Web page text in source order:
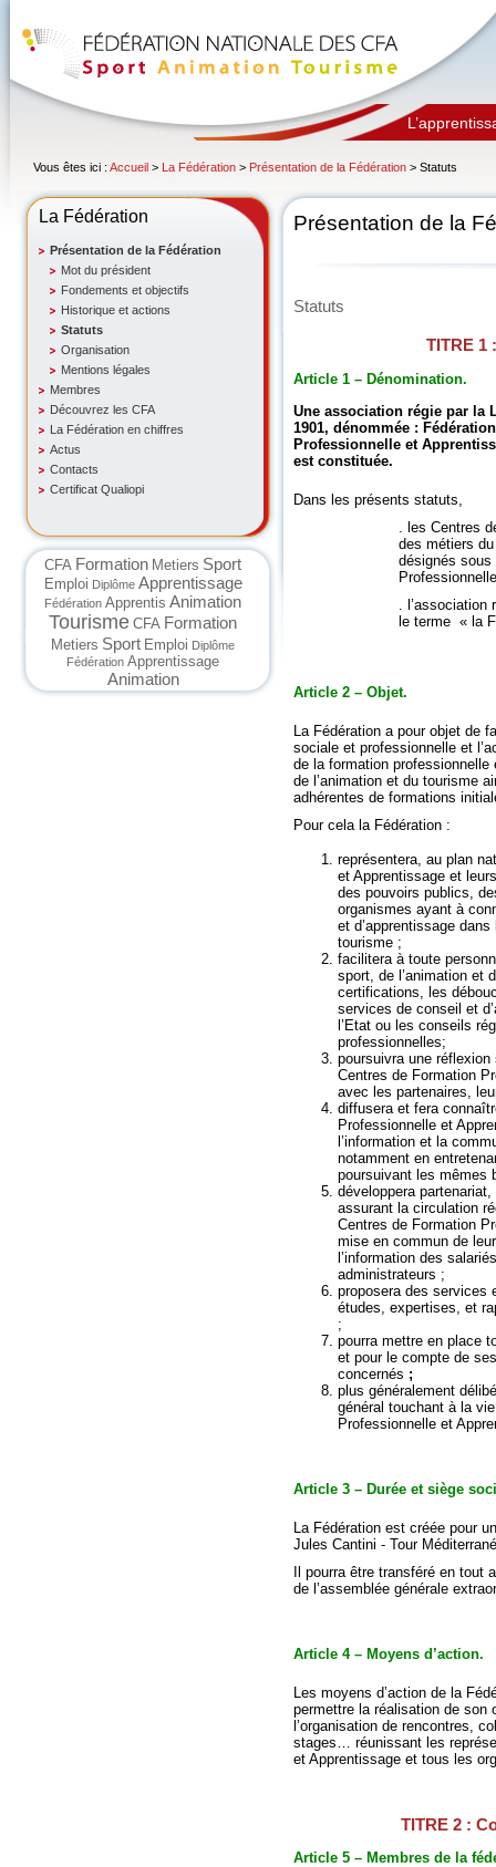
Vous êtes ici : Accueil > La Fédération > Présentation de la Fédération > Statuts
La Fédération
Présentation de la Fédération
Mot du président
Fondements et objectifs
Historique et actions
Statuts
Organisation
Mentions légales
Membres
Découvrez les CFA
La Fédération en chiffres
Actus
Contacts
Certificat Qualiopi
CFA Formation Metiers Sport
Emploi Diplôme Apprentissage
Fédération Apprentis Animation
Tourisme CFA Formation
Metiers Sport Emploi Diplôme
Fédération Apprentissage
Animation
Présentation de la
Statuts
TITRE 1
Article 1 – Dénomination.
Une association régie par la
1901, dénommée :
Professionnelle et
est constituée.
Dans les présents statuts,
. les Centres
des métiers
désignés sous
.
le terme « la
Article 2 – Objet.
La Fédération a pour objet de
sociale et professionnelle et
de la formation
de l’animation et du tourisme
adhérentes de formations
Pour cela la Fédération :
représentera, au plan
et Apprentissage et
des pouvoirs publics,
organismes ayant à
et d’apprentissage
tourisme ;
facilitera à toute
sport, de l’animation et
certifications, les
services de conseil et
l’Etat ou les conseils
poursuivra une
Centres de Formation
avec les
diffusera et fera
Professionnelle et
l’information et la
notamment en
poursuivant les
développera
assurant la circulation
Centres de Formation
mise en commun de
l’information des
administrateurs ;
proposera des services
études, expertises, et
;
pourra mettre en place
et pour le compte de
concernés ;
plus généralement
général touchant à la
Professionnelle et
Article 3 – Durée et siège
La Fédération est créée pour
Jules Cantini - Tour
Il pourra être transféré en tout
de l’assemblée générale
Article 4 – Moyens d’action.
Les moyens d’action de la
permettre la réalisation de
l’organisation de rencontres,
stages… réunissant les
et Apprentissage et tous les
TITRE 2 :
Article 5 – Membres de la